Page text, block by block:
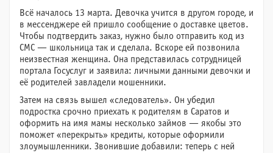
Всё началось 13 марта. Девочка учится в другом городе, и
в мессенджере ей пришло сообщение о доставке цветов.
Чтобы подтвердить заказ, нужно было отправить код из
СМС — школьница так и сделала. Вскоре ей позвонила
неизвестная женщина. Она представилась сотрудницей
портала Госуслуг и заявила: личными данными девочки и
её родителей завладели мошенники.
Затем на связь вышел «следователь». Он убедил
подростка срочно приехать к родителям в Саратов и
оформить на имя мамы несколько займов — якобы это
поможет «перекрыть» кредиты, которые оформили
злоумышленники. Звонившие добавили: теперь с ней